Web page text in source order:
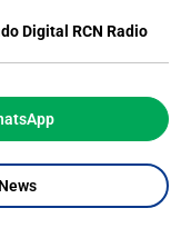
Digital RCN Radio